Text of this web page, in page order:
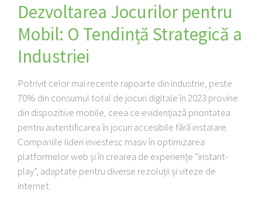
Dezvoltarea Jocurilor pentru
Mobil: O Tendință Strategică a
Industriei
Potrivit celor mai recente rapoarte din industrie, peste
70% din consumul total de jocuri digitale în 2023 provine
din dispozitive mobile, ceea ce evidențiază prioritatea
pentru autentificarea în jocuri accesibile fără instalare.
Companiile lideri investesc masiv în optimizarea
platformelor web și în crearea de experiențe ”instant-
play”, adaptate pentru diverse rezoluții și viteze de
internet.